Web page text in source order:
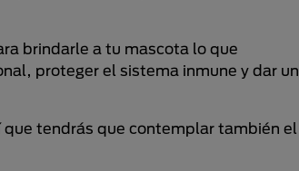
brindarle a tu mascota lo que
proteger el sistema inmune y dar un
que tendrás que contemplar también el